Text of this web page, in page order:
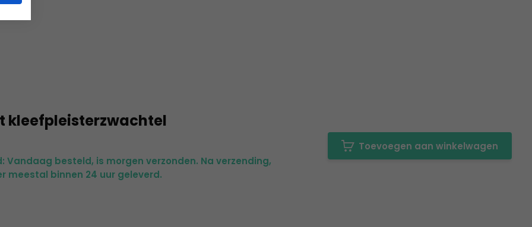
kleefpleisterzwachtel
Vandaag besteld, is morgen verzonden. Na verzending,
meestal binnen 24 uur geleverd.
Toevoegen aan winkelwagen